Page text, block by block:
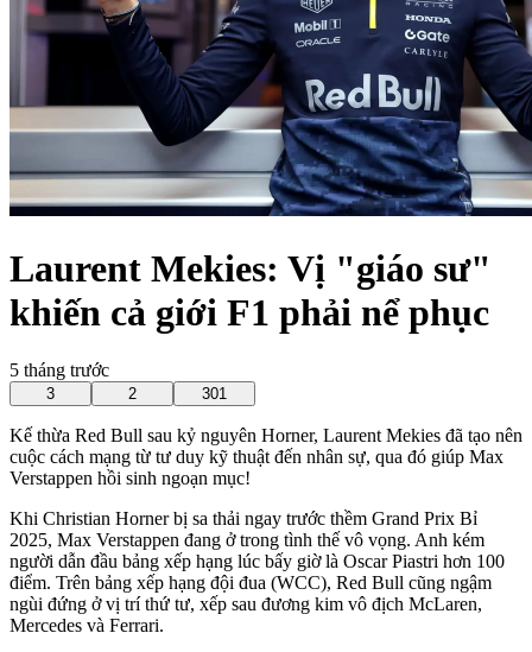
Laurent Mekies: Vị "giáo sư"
khiến cả giới F1 phải nể phục
5 tháng trước
3 2 301
Kế thừa Red Bull sau kỷ nguyên Horner, Laurent Mekies đã tạo nên
cuộc cách mạng từ tư duy kỹ thuật đến nhân sự, qua đó giúp Max
Verstappen hồi sinh ngoạn mục!
Khi Christian Horner bị sa thải ngay trước thềm Grand Prix Bỉ
2025, Max Verstappen đang ở trong tình thế vô vọng. Anh kém
người dẫn đầu bảng xếp hạng lúc bấy giờ là Oscar Piastri hơn 100
điểm. Trên bảng xếp hạng đội đua (WCC), Red Bull cũng ngậm
ngùi đứng ở vị trí thứ tư, xếp sau đương kim vô địch McLaren,
Mercedes và Ferrari.